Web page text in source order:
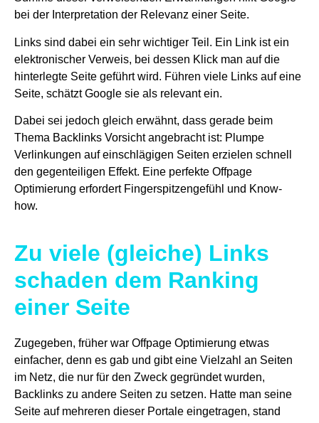
bei der Interpretation der Relevanz einer Seite.
Links sind dabei ein sehr wichtiger Teil. Ein Link ist ein
elektronischer Verweis, bei dessen Klick man auf die
hinterlegte Seite geführt wird. Führen viele Links auf eine
Seite, schätzt Google sie als relevant ein.
Dabei sei jedoch gleich erwähnt, dass gerade beim
Thema Backlinks Vorsicht angebracht ist: Plumpe
Verlinkungen auf einschlägigen Seiten erzielen schnell
den gegenteiligen Effekt. Eine perfekte Offpage
Optimierung erfordert Fingerspitzengefühl und Know-
how.
Zu viele (gleiche) Links
schaden dem Ranking
einer Seite
Zugegeben, früher war Offpage Optimierung etwas
einfacher, denn es gab und gibt eine Vielzahl an Seiten
im Netz, die nur für den Zweck gegründet wurden,
Backlinks zu andere Seiten zu setzen. Hatte man seine
Seite auf mehreren dieser Portale eingetragen, stand